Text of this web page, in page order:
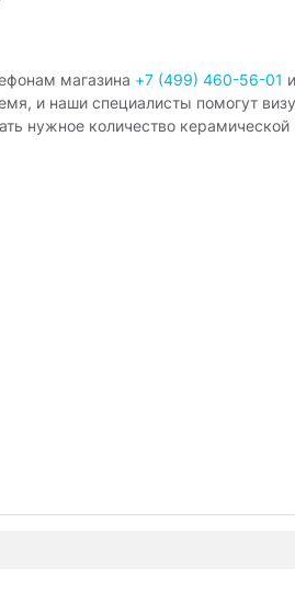
магазина +7 (499) 460-56-01 и
и наши специалисты помогут
нужное количество керамической